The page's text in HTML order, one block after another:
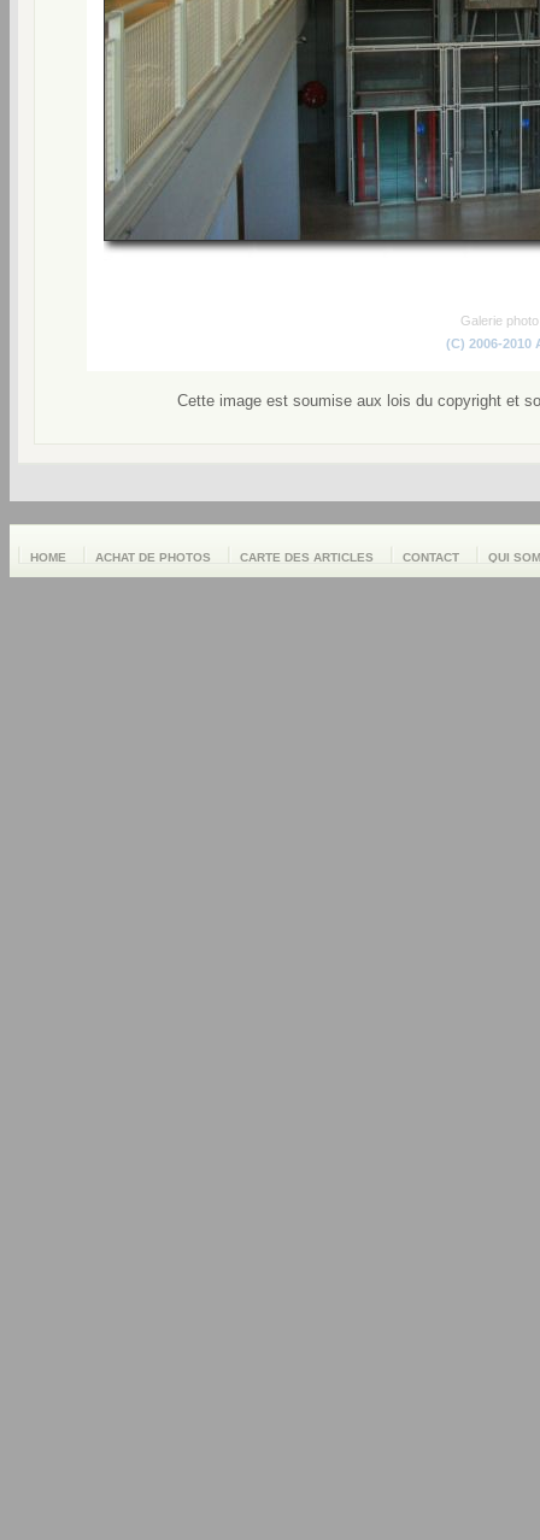
Galerie
(C) 2006-2010
Cette image est soumise aux lois du copyright et
HOME ACHAT DE PHOTOS CARTE DES ARTICLES CONTACT QUI